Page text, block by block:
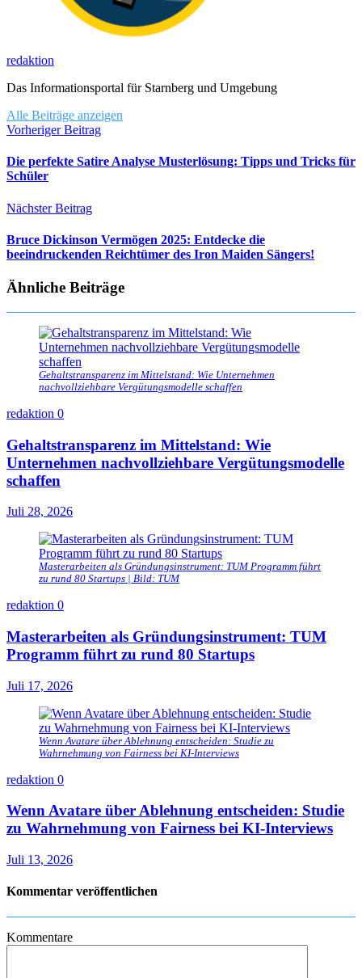
redaktion
Das Informationsportal für Starnberg und Umgebung
Alle Beiträge anzeigen
Vorheriger Beitrag
Die perfekte Satire Analyse Musterlösung: Tipps und Tricks für
Schüler
Nächster Beitrag
Bruce Dickinson Vermögen 2025: Entdecke die
beeindruckenden Reichtümer des Iron Maiden Sängers!
Ähnliche Beiträge
Gehaltstransparenz im Mittelstand: Wie Unternehmen
nachvollziehbare Vergütungsmodelle schaffen
redaktion 0
Gehaltstransparenz im Mittelstand: Wie
Unternehmen nachvollziehbare Vergütungsmodelle
schaffen
Juli 28, 2026
Masterarbeiten als Gründungsinstrument: TUM Programm führt
zu rund 80 Startups | Bild: TUM
redaktion 0
Masterarbeiten als Gründungsinstrument: TUM
Programm führt zu rund 80 Startups
Juli 17, 2026
Wenn Avatare über Ablehnung entscheiden: Studie zu
Wahrnehmung von Fairness bei KI-Interviews
redaktion 0
Wenn Avatare über Ablehnung entscheiden: Studie
zu Wahrnehmung von Fairness bei KI-Interviews
Juli 13, 2026
Kommentar veröffentlichen
Kommentare